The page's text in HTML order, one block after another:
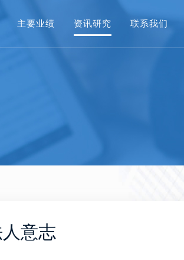
主要业绩 资讯研究 联系我们
意志